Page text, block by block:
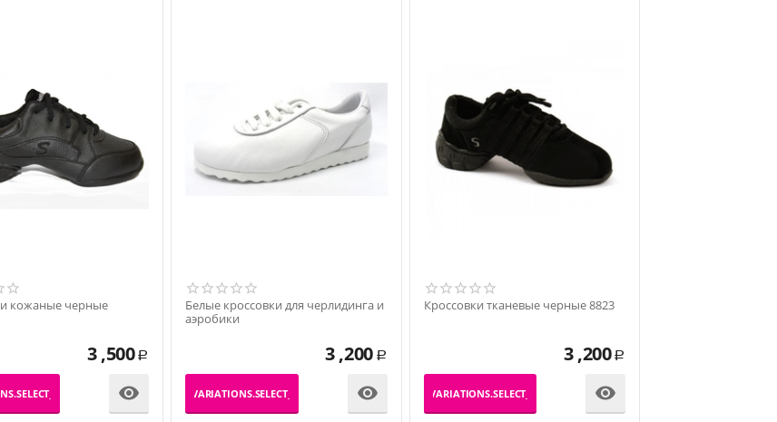
кожаные черные
3 ,500 Р

Белые кроссовки для черлидинга и
аэробики
3 ,200 Р
_PRODUCT_VARIATIONS.SELECT_VARIATION 
Кроссовки тканевые черные 8823
3 ,200 Р
_PRODUCT_VARIATIONS.SELECT_VARIATION 